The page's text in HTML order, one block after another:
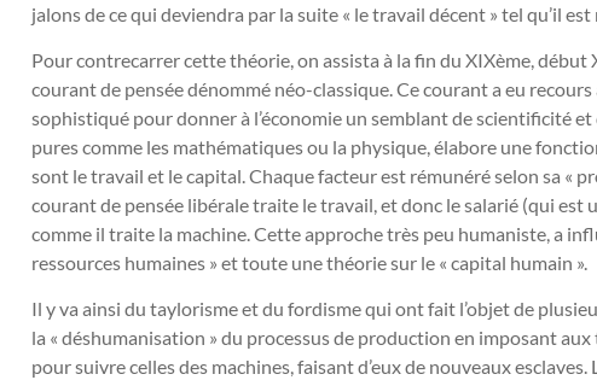
jalons de ce qui deviendra par la suite « le travail décent » tel qu’il
Pour contrecarrer cette théorie, on assista à la fin du XIXème, début
courant de pensée dénommé néo-classique. Ce courant a eu
sophistiqué pour donner à l’économie un semblant de scientificité et
pures comme les mathématiques ou la physique, élabore une
sont le travail et le capital. Chaque facteur est rémunéré selon sa «
courant de pensée libérale traite le travail, et donc le salarié (qui est
comme il traite la machine. Cette approche très peu humaniste, a
ressources humaines » et toute une théorie sur le « capital humain ».
Il y va ainsi du taylorisme et du fordisme qui ont fait l’objet de
la « déshumanisation » du processus de production en imposant
pour suivre celles des machines, faisant d’eux de nouveaux